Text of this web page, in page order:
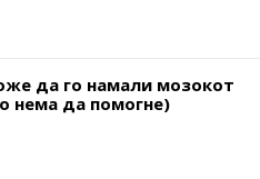
да го намали мозокот
нема да помогне)